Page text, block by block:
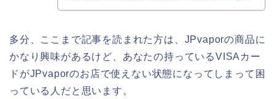
多分、ここまで記事を読まれた方は、JPvaporの商品に
かなり興味があるけど、あなたの持っているVISAカー
ドがJPvaporのお店で使えない状態になってしまって困
っている人だと思います。